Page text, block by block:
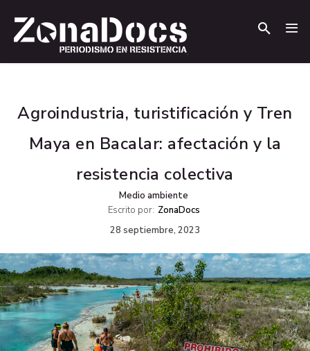
Agroindustria, turistificación y Tren
Maya en Bacalar: afectación y la
resistencia colectiva
Medio ambiente
Escrito por: ZonaDocs
28 septiembre, 2023